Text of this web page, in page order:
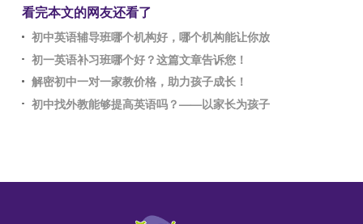
看完本文的网友还看了
初中英语辅导班哪个机构好，哪个机构能让你放
初一英语补习班哪个好？这篇文章告诉您！
解密初中一对一家教价格，助力孩子成长！
初中找外教能够提高英语吗？——以家长为孩子